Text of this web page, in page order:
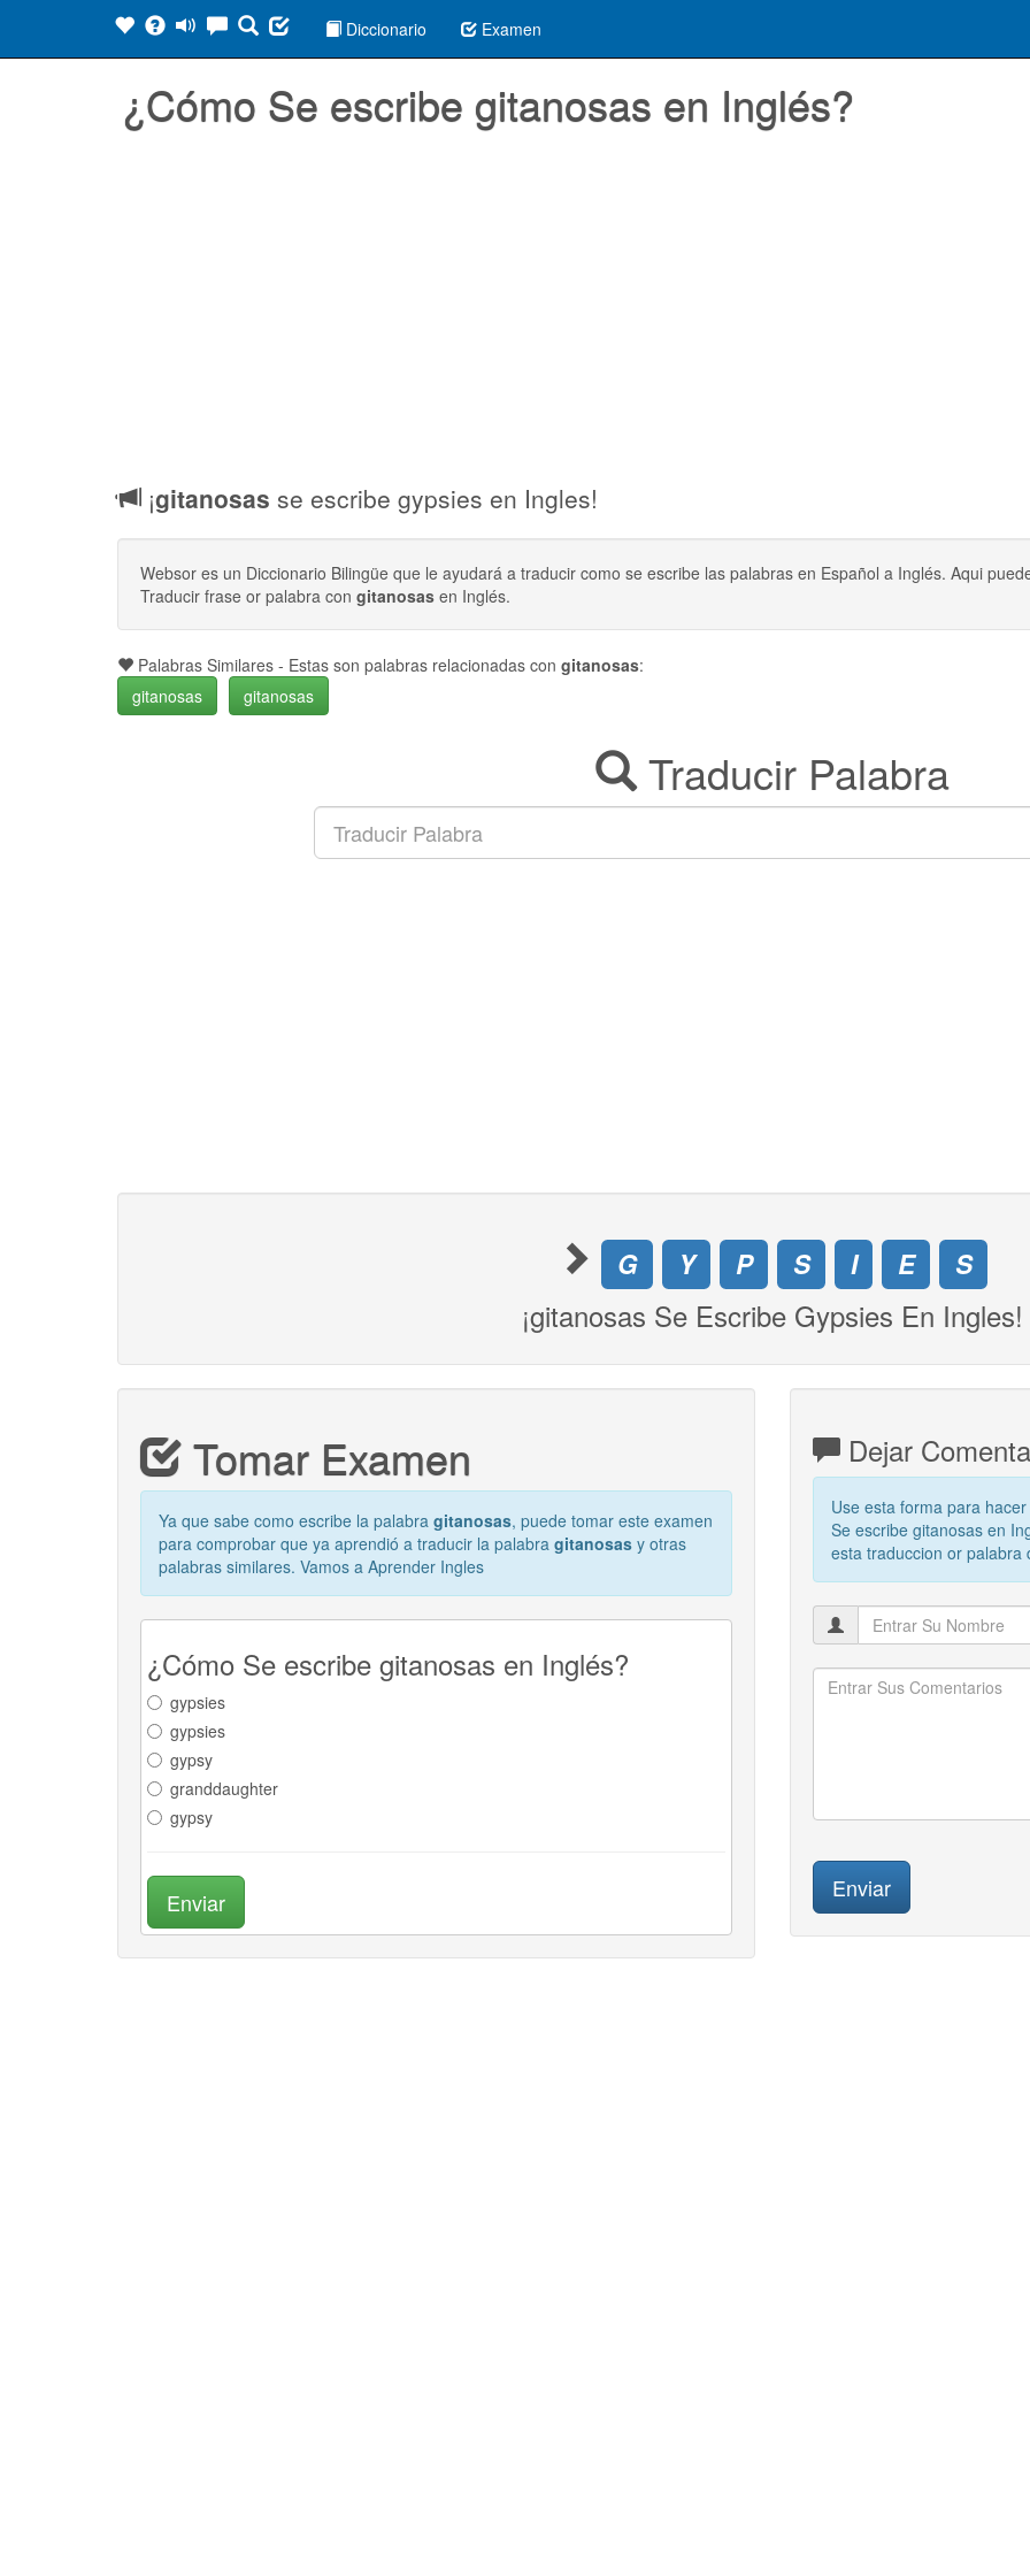
Diccionario Examen
¿Cómo Se escribe gitanosas en Inglés?
¡gitanosas se escribe gypsies en Ingles!
Websor es un Diccionario Bilingüe que le ayudará a traducir como se escribe las palabras en Español a Inglés. Aqui
Traducir frase or palabra con gitanosas en Inglés.
Palabras Similares - Estas son palabras relacionadas con gitanosas:
gitanosas
gitanosas
Traducir Palabra
G Y P S I E S
¡gitanosas Se Escribe Gypsies En Ingles!
Tomar Examen
Ya que sabe como escribe la palabra gitanosas, puede tomar este examen
para comprobar que ya aprendió a traducir la palabra gitanosas y otras
palabras similares. Vamos a Aprender Ingles
¿Cómo Se escribe gitanosas en Inglés?
gypsies
gypsies
gypsy
granddaughter
gypsy
Enviar
Dejar
Use esta forma para
Se escribe gitanosas en
esta traduccion or palabra